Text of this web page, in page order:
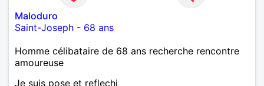
Maloduro
Saint-Joseph - 68 ans
Homme célibataire de 68 ans recherche rencontre
amoureuse
Je suis pose et reflechi